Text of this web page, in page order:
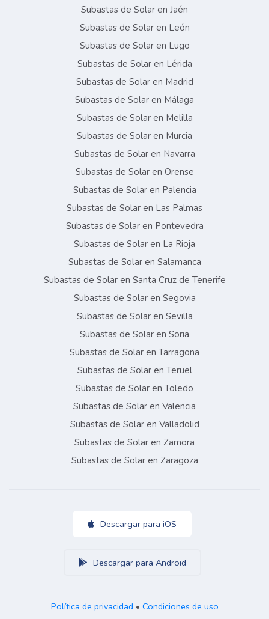
Subastas de Solar en Jaén
Subastas de Solar en León
Subastas de Solar en Lugo
Subastas de Solar en Lérida
Subastas de Solar en Madrid
Subastas de Solar en Málaga
Subastas de Solar en Melilla
Subastas de Solar en Murcia
Subastas de Solar en Navarra
Subastas de Solar en Orense
Subastas de Solar en Palencia
Subastas de Solar en Las Palmas
Subastas de Solar en Pontevedra
Subastas de Solar en La Rioja
Subastas de Solar en Salamanca
Subastas de Solar en Santa Cruz de Tenerife
Subastas de Solar en Segovia
Subastas de Solar en Sevilla
Subastas de Solar en Soria
Subastas de Solar en Tarragona
Subastas de Solar en Teruel
Subastas de Solar en Toledo
Subastas de Solar en Valencia
Subastas de Solar en Valladolid
Subastas de Solar en Zamora
Subastas de Solar en Zaragoza
Descargar para iOS
Descargar para Android
Política de privacidad • Condiciones de uso